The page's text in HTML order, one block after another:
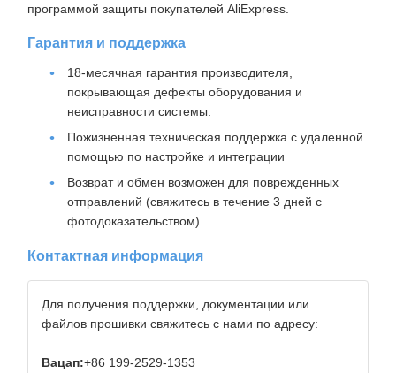
программой защиты покупателей AliExpress.
Гарантия и поддержка
18-месячная гарантия производителя,
покрывающая дефекты оборудования и
неисправности системы.
Пожизненная техническая поддержка с удаленной
помощью по настройке и интеграции
Возврат и обмен возможен для поврежденных
отправлений (свяжитесь в течение 3 дней с
фотодоказательством)
Контактная информация
Для получения поддержки, документации или
файлов прошивки свяжитесь с нами по адресу:
Вацап:+86 199-2529-1353